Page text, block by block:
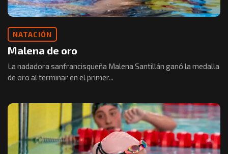
NATACIÓN
Malena de oro
La nadadora sanfrancisqueña Malena Santillán ganó la medalla
de oro al terminar en el primer...